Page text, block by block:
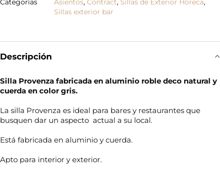
Categorías
Asientos, Contract, Sillas de Exterior Horeca,
Sillas exterior bar
Descripción
Silla Provenza fabricada en aluminio roble deco natural y
cuerda en color gris.
La silla Provenza es ideal para bares y restaurantes que
busquen dar un aspecto actual a su local.
Está fabricada en aluminio y cuerda.
Apto para interior y exterior.